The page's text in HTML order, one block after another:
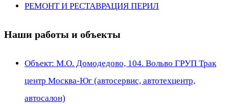
РЕМОНТ И РЕСТАВРАЦИЯ ПЕРИЛ
Наши работы и объекты
Объект: М.О. Домодедово, 104. Вольво ГРУП Трак
центр Москва-Юг (автосервис, автотехцентр,
автосалон)